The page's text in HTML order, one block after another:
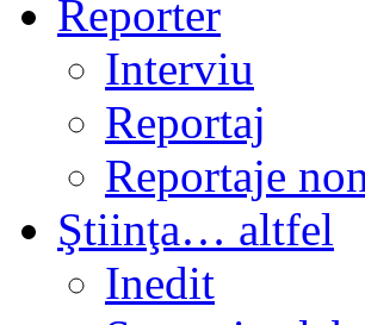
Reporter
Interviu
Reportaj
Reportaje
Ştiinţa… altfel
Inedit